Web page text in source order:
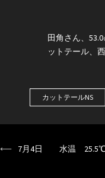
田角さん、
ットテール、西
カットテールNS
投
⟵ 7月4日 水温